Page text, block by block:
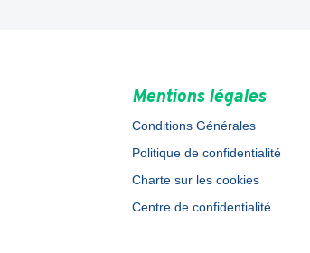
Mentions légales
Conditions Générales
Politique de confidentialité
Charte sur les cookies
Centre de confidentialité